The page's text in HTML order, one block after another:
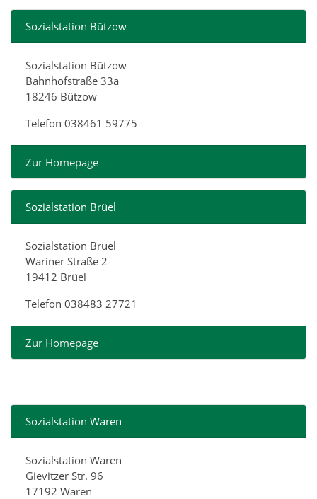
Sozialstation Bützow
Sozialstation Bützow
Bahnhofstraße 33a
18246 Bützow
Telefon 038461 59775
Zur Homepage
Sozialstation Brüel
Sozialstation Brüel
Wariner Straße 2
19412 Brüel
Telefon 038483 27721
Zur Homepage
Sozialstation Waren
Sozialstation Waren
Gievitzer Str. 96
17192 Waren